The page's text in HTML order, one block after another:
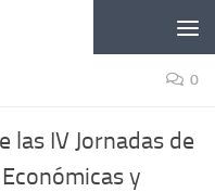
0
las IV Jornadas de
y